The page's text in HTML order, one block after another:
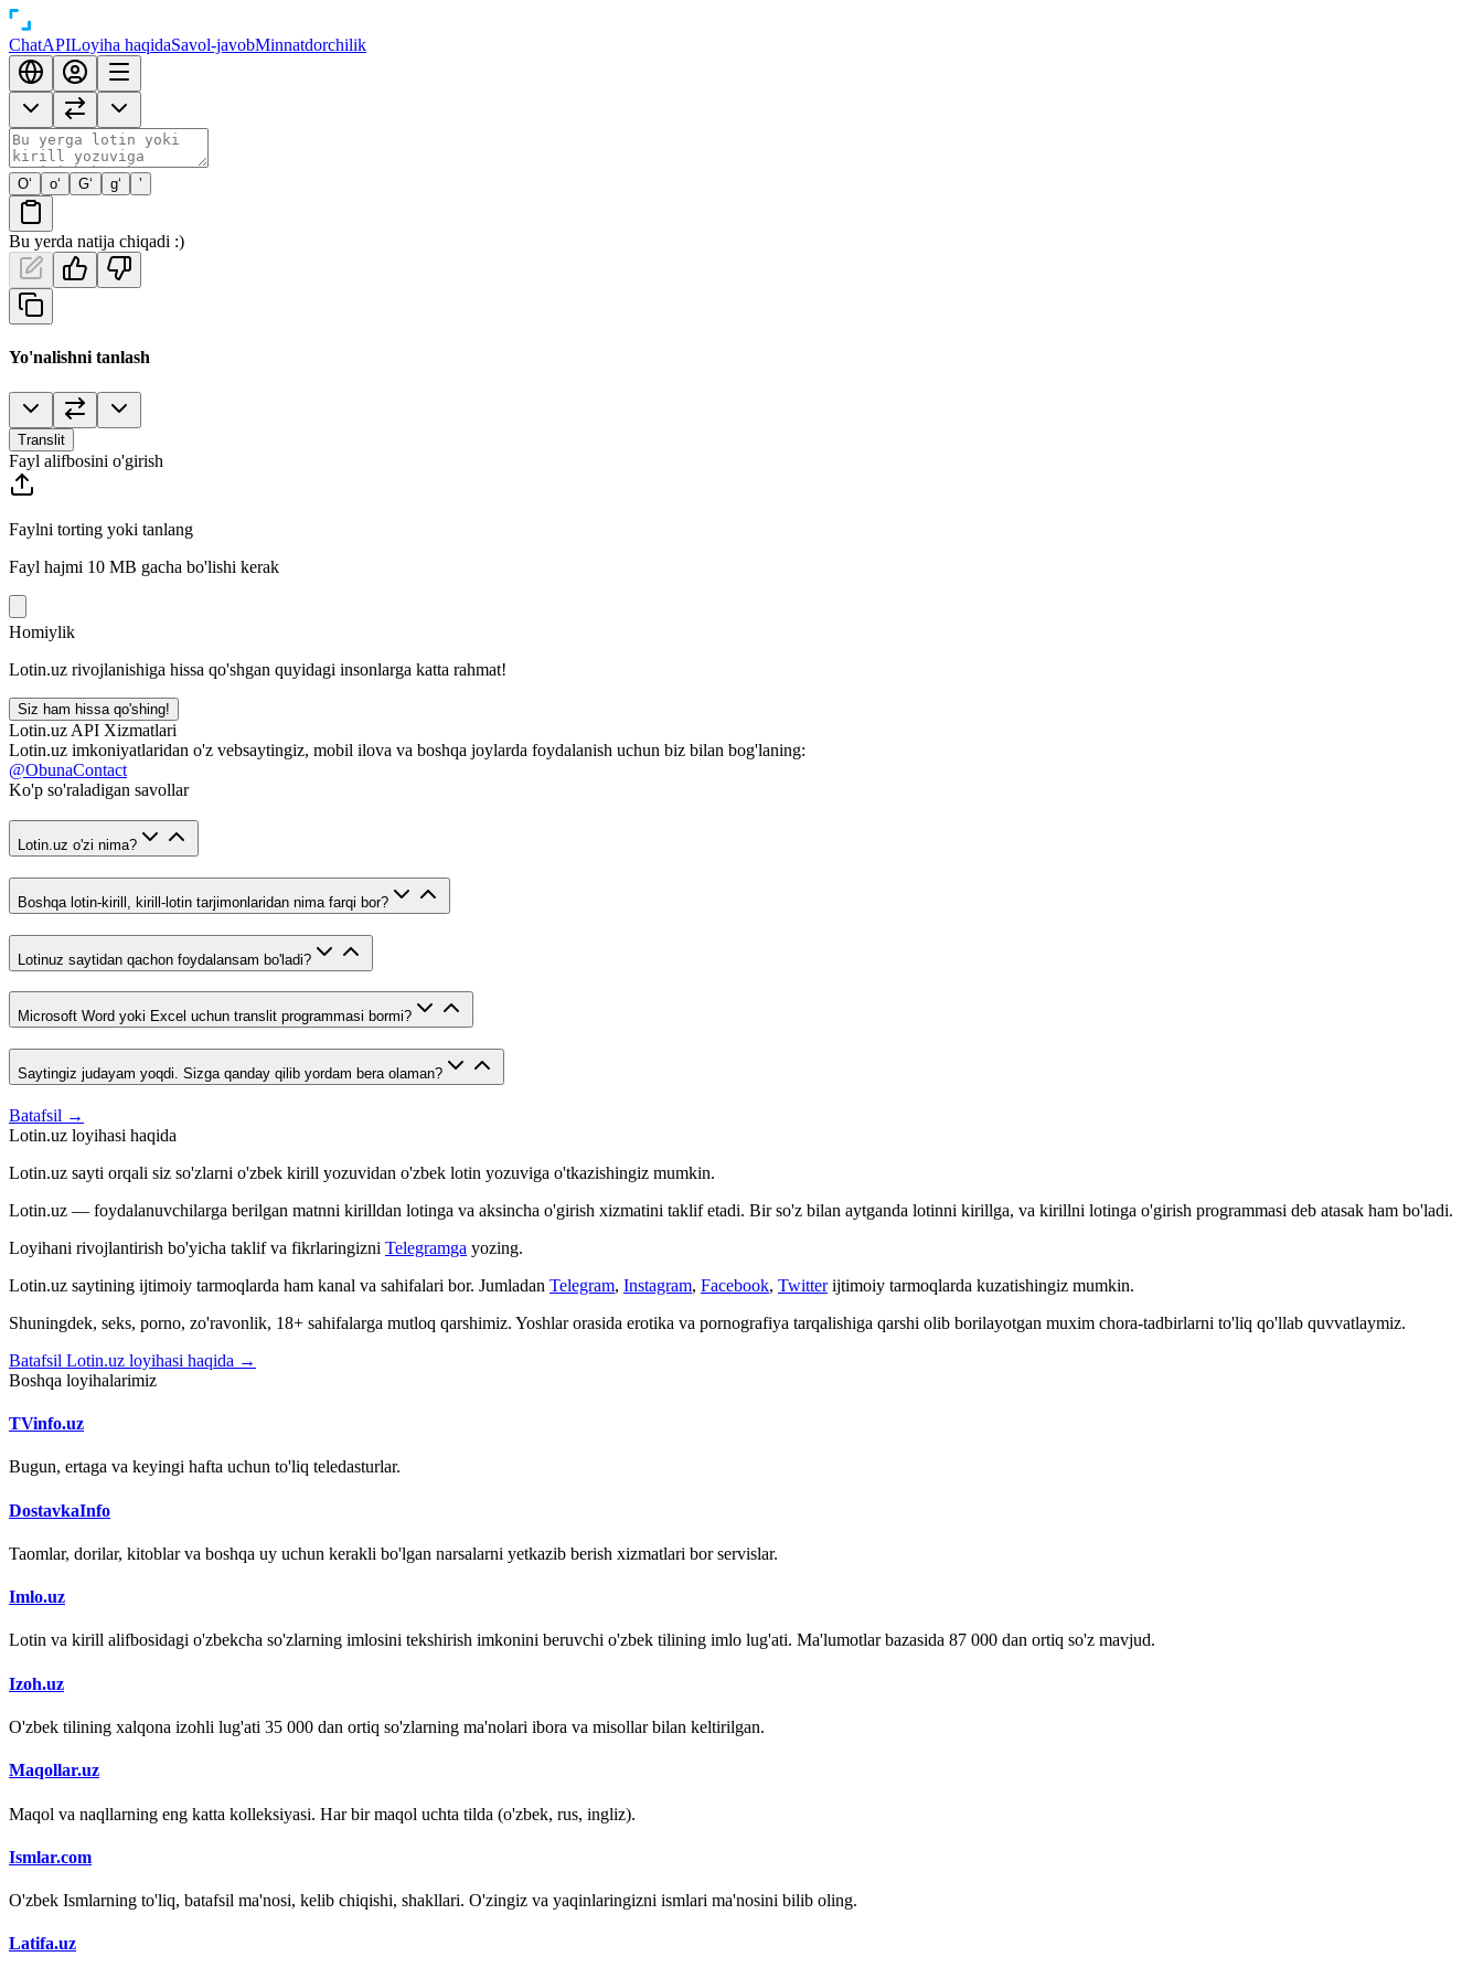
ChatAPILoyiha haqidaSavol-javobMinnatdorchilik
O‘ o‘ G‘ g‘ ’
Bu yerda natija chiqadi :)
Yo'nalishni tanlash
Translit
Fayl alifbosini o'girish
Faylni torting yoki tanlang
Fayl hajmi 10 MB gacha bo'lishi kerak
Homiylik
Lotin.uz rivojlanishiga hissa qo'shgan quyidagi insonlarga katta rahmat!
Siz ham hissa qo'shing!
Lotin.uz API Xizmatlari
Lotin.uz imkoniyatlaridan o'z vebsaytingiz, mobil ilova va boshqa joylarda foydalanish uchun biz bilan bog'laning:
@ObunaContact
Ko'p so'raladigan savollar
Lotin.uz o'zi nima?
Boshqa lotin-kirill, kirill-lotin tarjimonlaridan nima farqi bor?
Lotinuz saytidan qachon foydalansam bo'ladi?
Microsoft Word yoki Excel uchun translit programmasi bormi?
Saytingiz judayam yoqdi. Sizga qanday qilib yordam bera olaman?
Batafsil →
Lotin.uz loyihasi haqida
Lotin.uz sayti orqali siz so'zlarni o'zbek kirill yozuvidan o'zbek lotin yozuviga o'tkazishingiz mumkin.
Lotin.uz — foydalanuvchilarga berilgan matnni kirilldan lotinga va aksincha o'girish xizmatini taklif etadi. Bir so'z bilan aytganda lotinni kirillga, va kirillni lotinga o'girish programmasi deb atasak ham bo'ladi.
Loyihani rivojlantirish bo'yicha taklif va fikrlaringizni Telegramga yozing.
Lotin.uz saytining ijtimoiy tarmoqlarda ham kanal va sahifalari bor. Jumladan Telegram, Instagram, Facebook, Twitter ijtimoiy tarmoqlarda kuzatishingiz mumkin.
Shuningdek, seks, porno, zo'ravonlik, 18+ sahifalarga mutloq qarshimiz. Yoshlar orasida erotika va pornografiya tarqalishiga qarshi olib borilayotgan muxim chora-tadbirlarni to'liq qo'llab quvvatlaymiz.
Batafsil Lotin.uz loyihasi haqida →
Boshqa loyihalarimiz
TVinfo.uz
Bugun, ertaga va keyingi hafta uchun to'liq teledasturlar.
DostavkaInfo
Taomlar, dorilar, kitoblar va boshqa uy uchun kerakli bo'lgan narsalarni yetkazib berish xizmatlari bor servislar.
Imlo.uz
Lotin va kirill alifbosidagi o'zbekcha so'zlarning imlosini tekshirish imkonini beruvchi o'zbek tilining imlo lug'ati. Ma'lumotlar bazasida 87 000 dan ortiq so'z mavjud.
Izoh.uz
O'zbek tilining xalqona izohli lug'ati 35 000 dan ortiq so'zlarning ma'nolari ibora va misollar bilan keltirilgan.
Maqollar.uz
Maqol va naqllarning eng katta kolleksiyasi. Har bir maqol uchta tilda (o'zbek, rus, ingliz).
Ismlar.com
O'zbek Ismlarning to'liq, batafsil ma'nosi, kelib chiqishi, shakllari. O'zingiz va yaqinlaringizni ismlari ma'nosini bilib oling.
Latifa.uz